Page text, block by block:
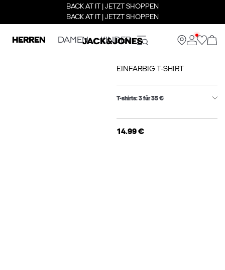
BACK AT IT | JETZT SHOPPEN
BACK AT IT | JETZT SHOPPEN
HERREN DAMEN KINDER
EINFARBIG T-SHIRT
T-shirts: 3 für 35 €
14.99 €